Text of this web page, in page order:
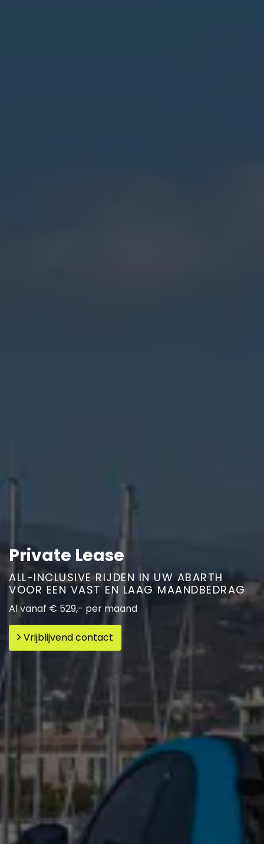
Private Lease
ALL-INCLUSIVE RIJDEN IN UW ABARTH
VOOR EEN VAST EN LAAG MAANDBEDRAG
Al vanaf € 529,- per maand
Vrijblijvend contact